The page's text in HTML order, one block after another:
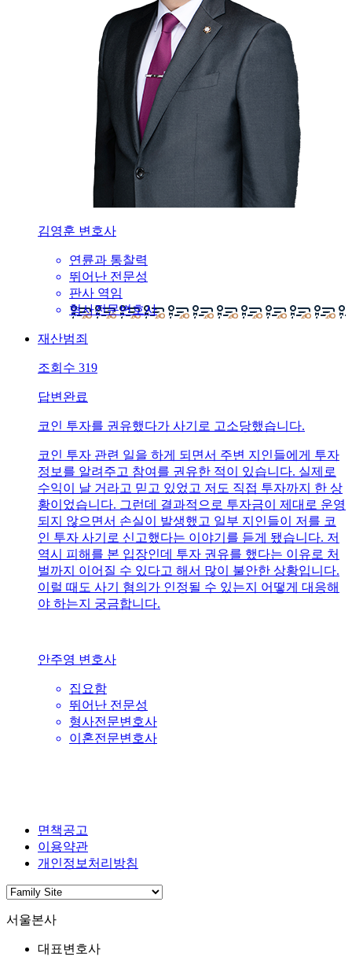
김영훈 변호사
연륜과 통찰력
뛰어난 전문성
판사 역임
형사전문변호사
재산범죄
조회수 319
답변완료
코인 투자를 권유했다가 사기로 고소당했습니다.
코인 투자 관련 일을 하게 되면서 주변 지인들에게 투자
정보를 알려주고 참여를 권유한 적이 있습니다. 실제로
수익이 날 거라고 믿고 있었고 저도 직접 투자까지 한 상
황이었습니다. 그런데 결과적으로 투자금이 제대로 운영
되지 않으면서 손실이 발생했고 일부 지인들이 저를 코
인 투자 사기로 신고했다는 이야기를 듣게 됐습니다. 저
역시 피해를 본 입장인데 투자 권유를 했다는 이유로 처
벌까지 이어질 수 있다고 해서 많이 불안한 상황입니다.
이럴 때도 사기 혐의가 인정될 수 있는지 어떻게 대응해
야 하는지 궁금합니다.